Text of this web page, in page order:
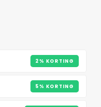
2% KORTING
5% KORTING